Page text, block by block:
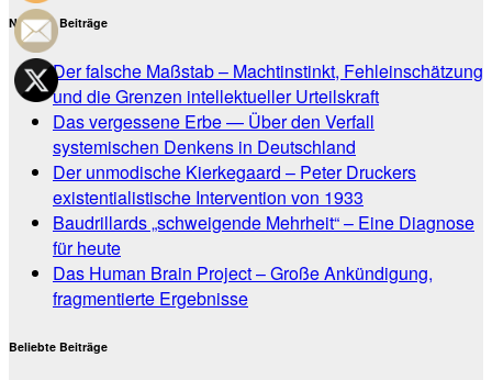
Neueste Beiträge
Der falsche Maßstab – Machtinstinkt, Fehleinschätzung
und die Grenzen intellektueller Urteilskraft
Das vergessene Erbe — Über den Verfall
systemischen Denkens in Deutschland
Der unmodische Kierkegaard – Peter Druckers
existentialistische Intervention von 1933
Baudrillards „schweigende Mehrheit“ – Eine Diagnose
für heute
Das Human Brain Project – Große Ankündigung,
fragmentierte Ergebnisse
Beliebte Beiträge